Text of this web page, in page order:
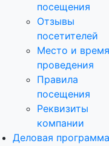
посещения
Отзывы
посетителей
Место и время
проведения
Правила
посещения
Реквизиты
компании
Деловая программа